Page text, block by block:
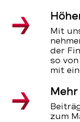
Mit
der
so
mit
zum